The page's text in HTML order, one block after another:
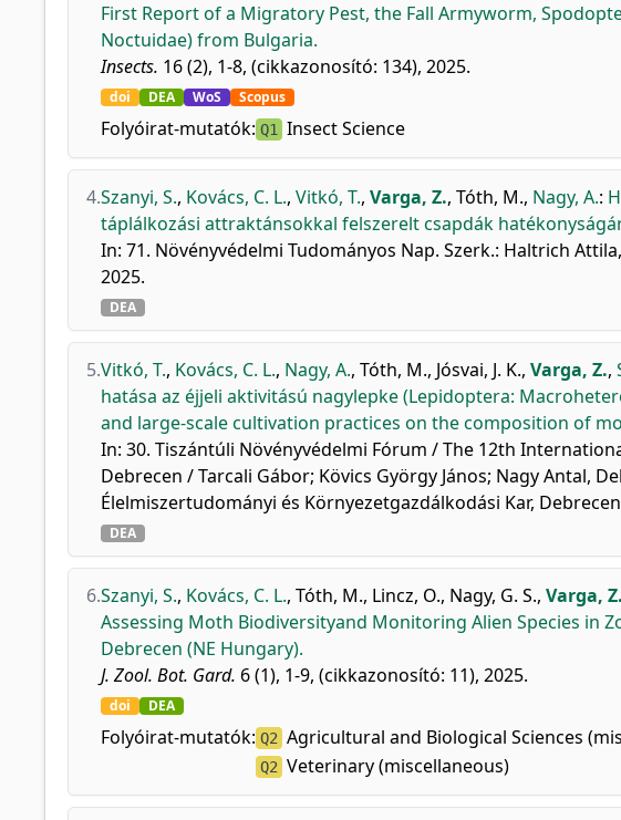
First Report of a Migratory Pest, the Fall Armyworm,
Noctuidae) from Bulgaria.
Insects. 16 (2), 1-8, (cikkazonosító: 134), 2025.
doi DEA WoS Scopus
Folyóirat-mutatók: Q1 Insect Science
4.Szanyi, S., Kovács, C. L., Vitkó, T., Varga, Z., Tóth, M., Nagy, A.:
táplálkozási attraktánsokkal felszerelt csapdák
In: 71. Növényvédelmi Tudományos Nap. Szerk.: Haltrich
2025.
DEA
5.Vitkó, T., Kovács, C. L., Nagy, A., Tóth, M., Jósvai, J. K., Varga, Z.,
hatása az éjjeli aktivitású nagylepke (Lepidoptera:
and large-scale cultivation practices on the composition of
In: 30. Tiszántúli Növényvédelmi Fórum / The 12th
Debrecen / Tarcali Gábor; Kövics György János; Nagy Antal,
Élelmiszertudományi és Környezetgazdálkodási Kar,
DEA
6.Szanyi, S., Kovács, C. L., Tóth, M., Lincz, O., Nagy, G. S., Varga, Z.
Assessing Moth Biodiversityand Monitoring Alien Species in
Debrecen (NE Hungary).
J. Zool. Bot. Gard. 6 (1), 1-9, (cikkazonosító: 11), 2025.
doi DEA
Folyóirat-mutatók: Q2 Agricultural and Biological Sciences
Q2 Veterinary (miscellaneous)